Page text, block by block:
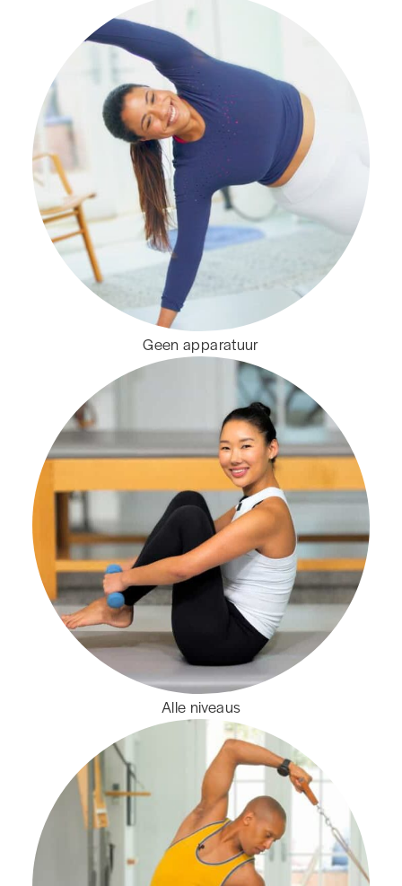
Geen apparatuur
Alle niveaus